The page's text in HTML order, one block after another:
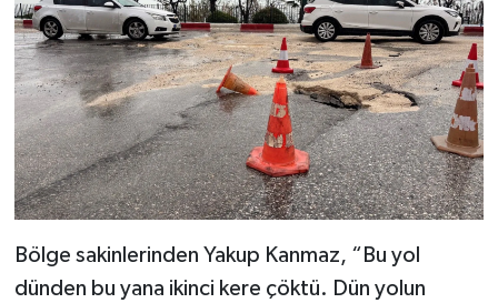
Bölge sakinlerinden Yakup Kanmaz, “Bu yol
dünden bu yana ikinci kere çöktü. Dün yolun